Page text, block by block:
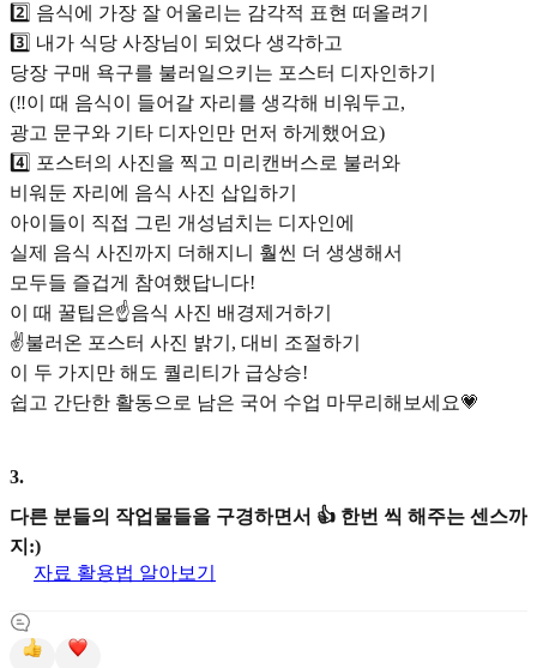
2️⃣ 음식에 가장 잘 어울리는 감각적 표현 떠올려기
3️⃣ 내가 식당 사장님이 되었다 생각하고
당장 구매 욕구를 불러일으키는 포스터 디자인하기
(‼️이 때 음식이 들어갈 자리를 생각해 비워두고,
광고 문구와 기타 디자인만 먼저 하게했어요)
4️⃣ 포스터의 사진을 찍고 미리캔버스로 불러와
비워둔 자리에 음식 사진 삽입하기
아이들이 직접 그린 개성넘치는 디자인에
실제 음식 사진까지 더해지니 훨씬 더 생생해서
모두들 즐겁게 참여했답니다!
이 때 꿀팁은☝️음식 사진 배경제거하기
✌불러온 포스터 사진 밝기, 대비 조절하기
이 두 가지만 해도 퀄리티가 급상승!
쉽고 간단한 활동으로 남은 국어 수업 마무리해보세요💗
3.
다른 분들의 작업물들을 구경하면서 👍 한번 씩 해주는 센스까
지:)
자료 활용법 알아보기